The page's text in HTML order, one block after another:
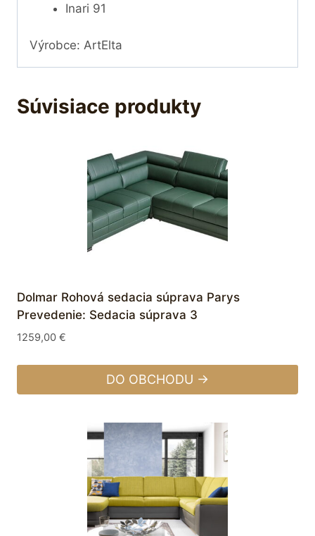
Inari 91
Výrobce: ArtElta
Súvisiace produkty
Dolmar Rohová sedacia súprava Parys
Prevedenie: Sedacia súprava 3
1259,00 €
DO OBCHODU →